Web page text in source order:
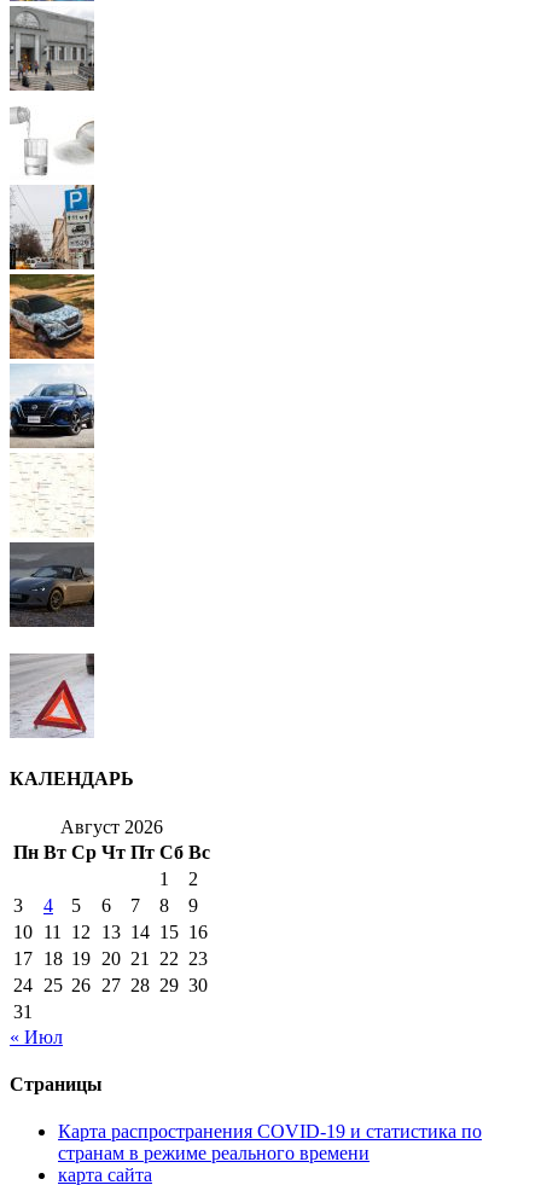
КАЛЕНДАРЬ
Август 2026
Пн Вт Ср Чт Пт Сб Вс
1
2
3
4 5 6 7 8
9
10 11 12 13 14 15 16
17 18 19 20 21 22 23
24 25 26 27 28 29 30
31
« Июл
Страницы
Карта распространения COVID-19 и статистика по
странам в режиме реального времени
карта сайта